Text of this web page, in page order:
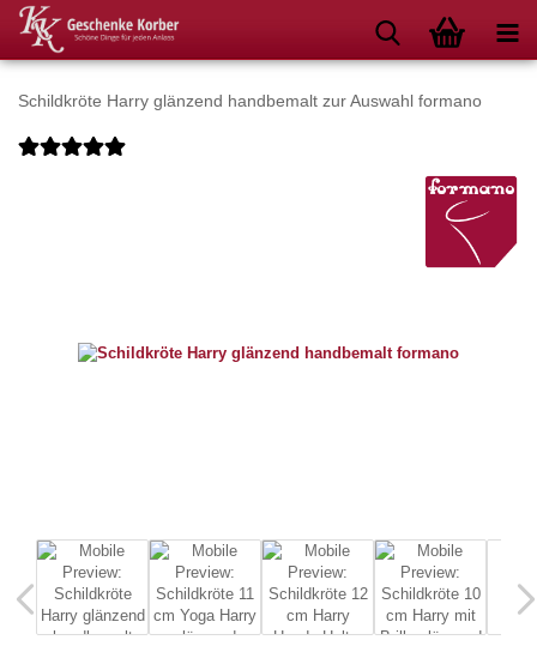
Schildkröte Harry glänzend handbemalt zur Auswahl formano